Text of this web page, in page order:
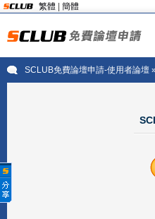
繁體 簡體
SCLUB免費論壇申請-使用者論壇